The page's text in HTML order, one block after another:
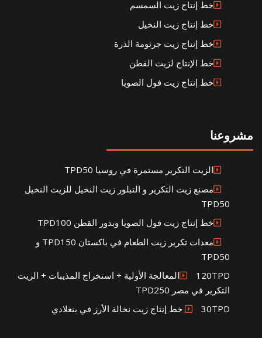
خط إنتاج زيت السمسم
خط إنتاج زيت النخيل
خط إنتاج زيت جرثومة الذرة
خط الإنتاج لزيت القطن
خط إنتاج زيت فول الصويا
مشروعنا
الزيت التكرير مستمرة في روسيا TPD50
مصنع زيت التكرير و التبلور زيت النخيل للزيت النخيل
TPD50
خط إنتاج زيت فول الصويا وبذور القطن TPD100
معدات تكرير زيت الطعام في باكستان TPD150 و
TPD50
120TPDالمعالجة الأولية + استخراج المذيبات + الزيت
التكرير في مصر TPD250
30TPD خط إنتاج زيت نخالة الأرز في بنغلادي